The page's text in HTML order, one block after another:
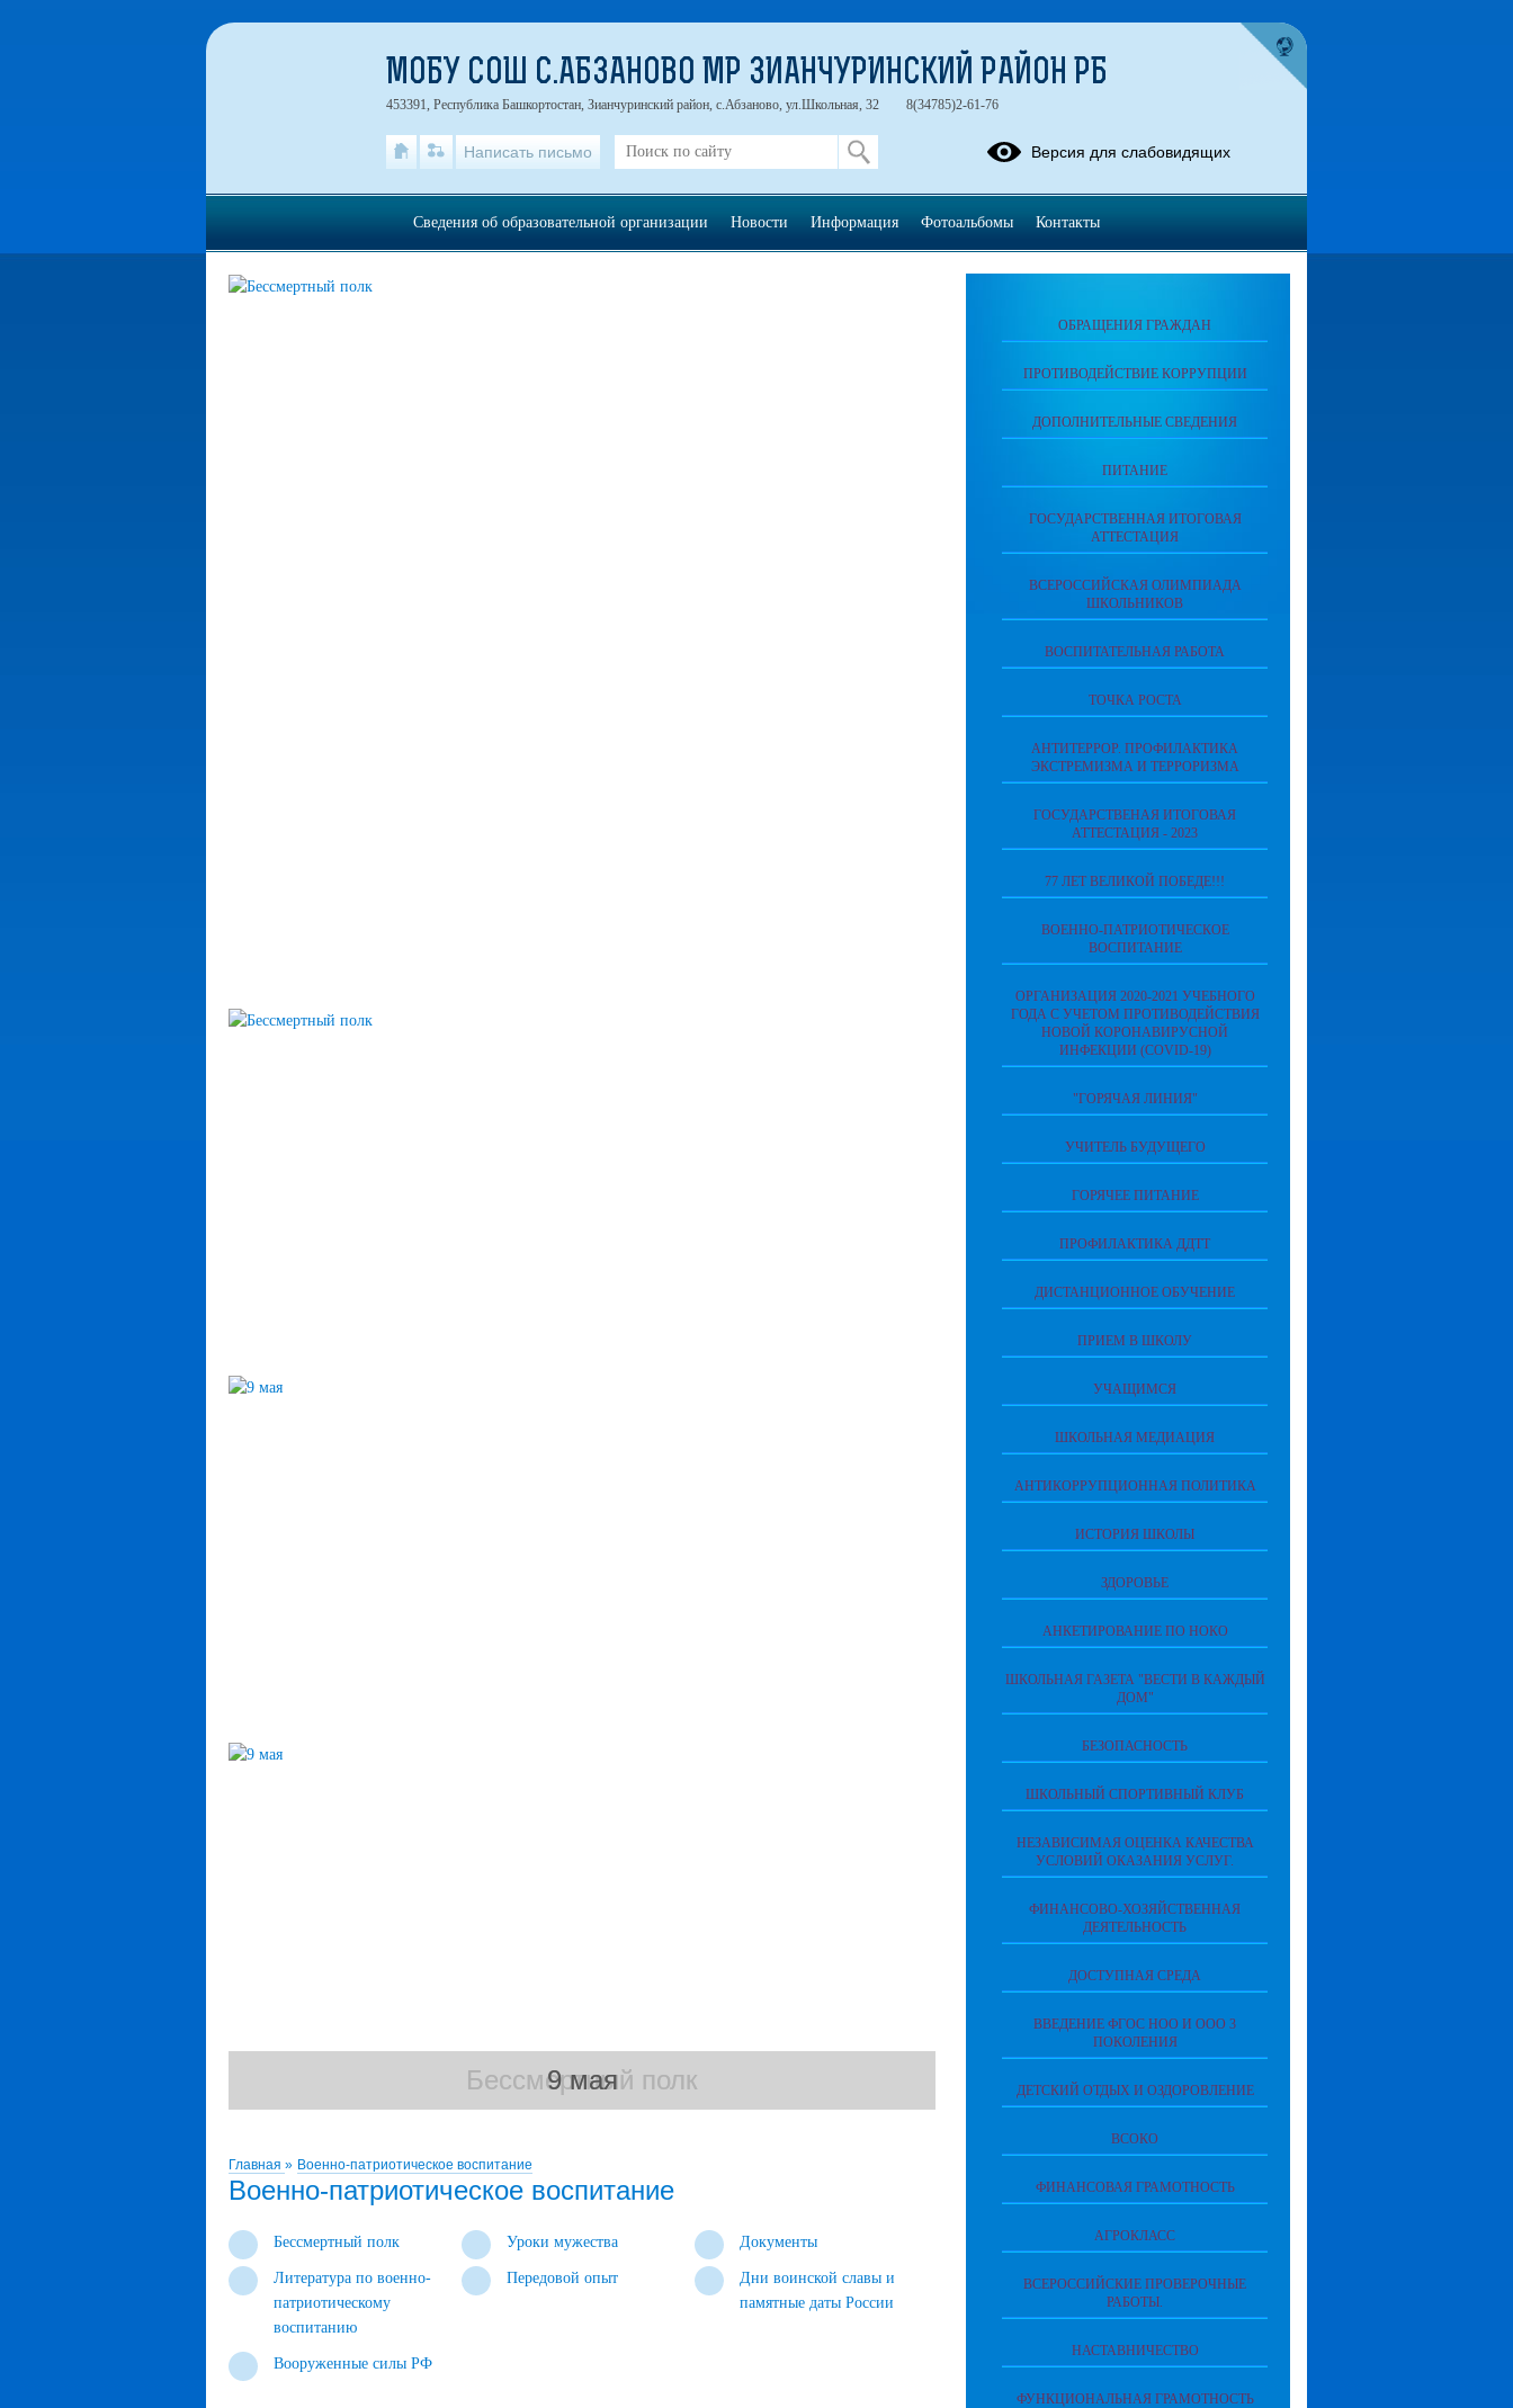
Бессмертный полк
Бессмертный полк
9 мая
9 мая
Главная » Военно-патриотическое воспитание
Военно-патриотическое воспитание
Бессмертный полк Уроки мужества Документы
Литература по военно-
патриотическому
воспитанию
Передовой опыт
Дни воинской славы и
памятные даты России
Вооруженные силы РФ
ОБРАЩЕНИЯ ГРАЖДАН
ПРОТИВОДЕЙСТВИЕ КОРРУПЦИИ
ДОПОЛНИТЕЛЬНЫЕ СВЕДЕНИЯ
ПИТАНИЕ
ГОСУДАРСТВЕННАЯ ИТОГОВАЯ
АТТЕСТАЦИЯ
ВСЕРОССИЙСКАЯ ОЛИМПИАДА
ШКОЛЬНИКОВ
ВОСПИТАТЕЛЬНАЯ РАБОТА
ТОЧКА РОСТА
АНТИТЕРРОР. ПРОФИЛАКТИКА
ЭКСТРЕМИЗМА И ТЕРРОРИЗМА
ГОСУДАРСТВЕНАЯ ИТОГОВАЯ
АТТЕСТАЦИЯ - 2023
77 ЛЕТ ВЕЛИКОЙ ПОБЕДЕ!!!
ВОЕННО-ПАТРИОТИЧЕСКОЕ
ВОСПИТАНИЕ
ОРГАНИЗАЦИЯ 2020-2021 УЧЕБНОГО
ГОДА С УЧЕТОМ ПРОТИВОДЕЙСТВИЯ
НОВОЙ КОРОНАВИРУСНОЙ
ИНФЕКЦИИ (COVID-19)
"ГОРЯЧАЯ ЛИНИЯ"
УЧИТЕЛЬ БУДУЩЕГО
ГОРЯЧЕЕ ПИТАНИЕ
ПРОФИЛАКТИКА ДДТТ
ДИСТАНЦИОННОЕ ОБУЧЕНИЕ
ПРИЕМ В ШКОЛУ
УЧАЩИМСЯ
ШКОЛЬНАЯ МЕДИАЦИЯ
АНТИКОРРУПЦИОННАЯ ПОЛИТИКА
ИСТОРИЯ ШКОЛЫ
ЗДОРОВЬЕ
АНКЕТИРОВАНИЕ ПО НОКО
ШКОЛЬНАЯ ГАЗЕТА "ВЕСТИ В КАЖДЫЙ
ДОМ"
БЕЗОПАСНОСТЬ
ШКОЛЬНЫЙ СПОРТИВНЫЙ КЛУБ
НЕЗАВИСИМАЯ ОЦЕНКА КАЧЕСТВА
УСЛОВИЙ ОКАЗАНИЯ УСЛУГ.
ФИНАНСОВО-ХОЗЯЙСТВЕННАЯ
ДЕЯТЕЛЬНОСТЬ
ДОСТУПНАЯ СРЕДА
ВВЕДЕНИЕ ФГОС НОО И ООО 3
ПОКОЛЕНИЯ
ДЕТСКИЙ ОТДЫХ И ОЗДОРОВЛЕНИЕ
ВСОКО
ФИНАНСОВАЯ ГРАМОТНОСТЬ
АГРОКЛАСС
ВСЕРОССИЙСКИЕ ПРОВЕРОЧНЫЕ
РАБОТЫ.
НАСТАВНИЧЕСТВО
ФУНКЦИОНАЛЬНАЯ ГРАМОТНОСТЬ
МОБУ СОШ С.АБЗАНОВО МР ЗИАНЧУРИНСКИЙ РАЙОН РБ
453391, Республика Башкортостан, Зианчуринский район, с.Абзаново, ул.Школьная, 32 8(34785)2-61-76
Написать письмо Версия для слабовидящих
Сведения об образовательной организации Новости Информация Фотоальбомы Контакты